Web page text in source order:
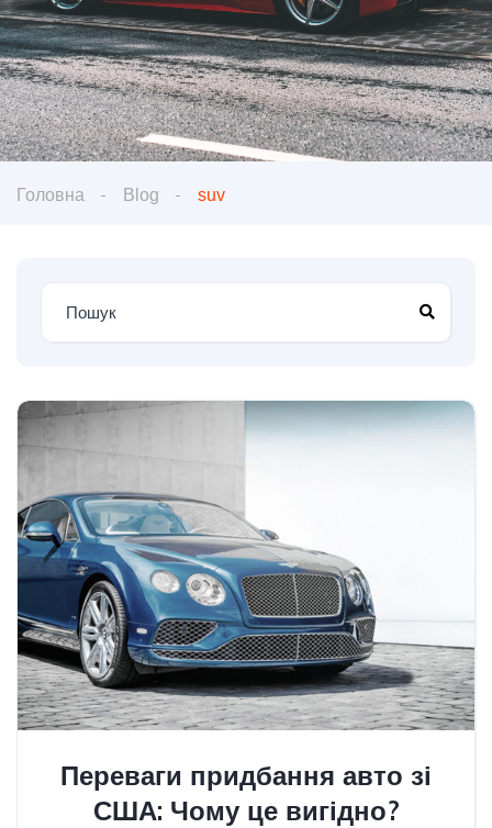
Головна Blog suv
Переваги придбання авто зі
США: Чому це вигідно?